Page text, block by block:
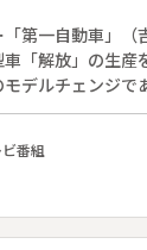
第一自動車」（
「解放」の生産
デルチェンジで
いる中国では、
る。「第一自動
カーを圧倒し、
革に踏みきった
最前線を徹底取
番組